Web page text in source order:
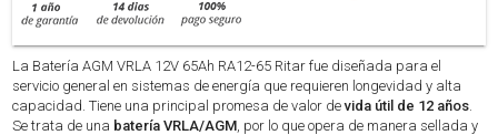
La Batería AGM VRLA 12V 65Ah RA12-65 Ritar fue diseñada para el
servicio general en sistemas de energía que requieren longevidad y alta
capacidad. Tiene una principal promesa de valor devida útil de 12 años.
Se trata de una batería VRLA/AGM, por lo que opera de manera sellada y